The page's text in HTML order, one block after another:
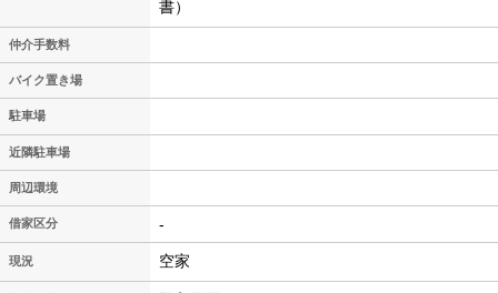
書）
仲介手数料
バイク置き場
駐車場
近隣駐車場
周辺環境
借家区分 -
現況 空家